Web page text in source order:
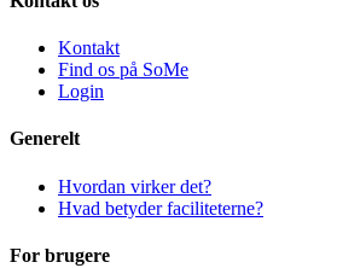
Kontakt
Find os på SoMe
Login
Generelt
Hvordan virker det?
Hvad betyder faciliteterne?
For brugere